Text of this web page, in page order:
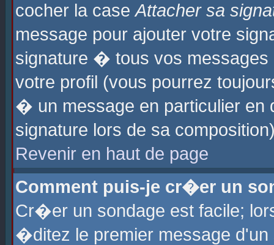
cocher la caseAttacher sa
message pour ajouter votre
signature � tous vos
votre profil (vous pourrez
� un message en particulier
signature lors de sa
Revenir en haut de page
Comment puis-je cr�er un
Cr�er un sondage est facile;
�ditez le premier message